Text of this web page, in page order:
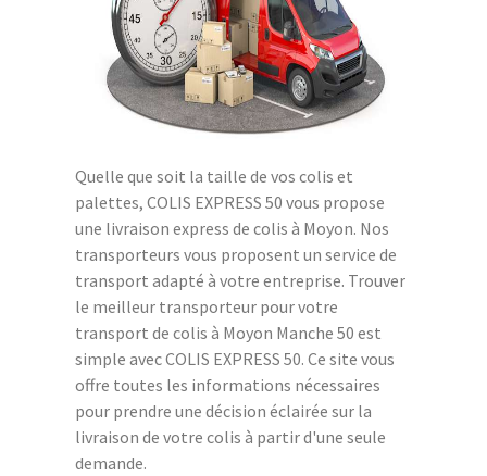
Quelle que soit la taille de vos colis et
palettes, COLIS EXPRESS 50 vous propose
une livraison express de colis à Moyon. Nos
transporteurs vous proposent un service de
transport adapté à votre entreprise. Trouver
le meilleur transporteur pour votre
transport de colis à Moyon Manche 50 est
simple avec COLIS EXPRESS 50. Ce site vous
offre toutes les informations nécessaires
pour prendre une décision éclairée sur la
livraison de votre colis à partir d'une seule
demande.